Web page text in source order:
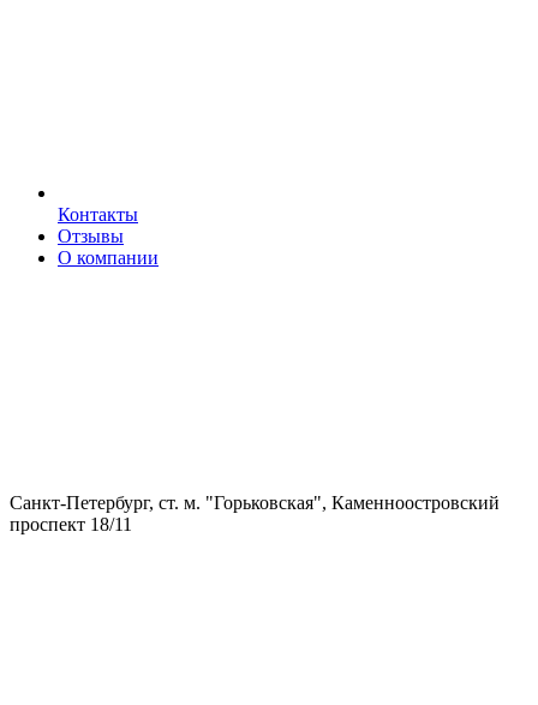
Контакты
Отзывы
О компании
Санкт-Петербург, ст. м. "Горьковская", Каменноостровский
проспект 18/11